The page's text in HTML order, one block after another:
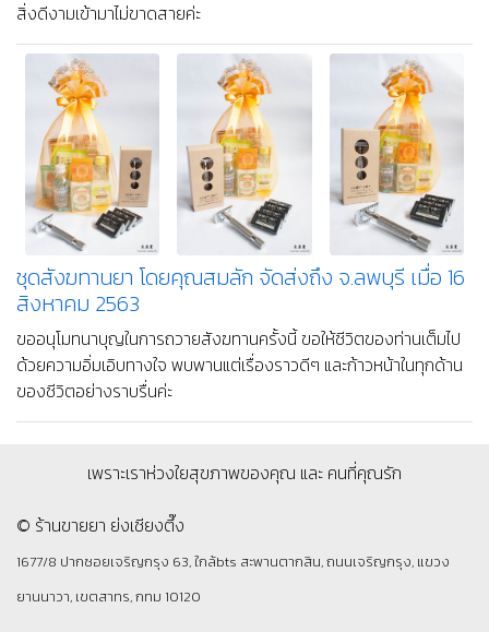
ขออนุโมทนาบุญในการทำสังฆทานครั้งนี้ ขอให้บุญที่เกิดขึ้นนำพาแต่
ความสุข ความร่มเย็น และความสำเร็จมาสู่ชีวิตของท่าน ให้พบเจอแต่
สิ่งดีงามทั้งในปัจจุบันและอนาคตค่...
ชุดสังฆทานยา โดยคุณนาทีน จัดส่งถึง จ.สุพรรณบุรี
เมื่อ 10 สิงหาคม 2563
ขอผลบุญจากการทำสังฆทาน ส่งผลให้ชีวิตท่านเต็มไปด้วยแสงสว่าง
แห่งปัญญา มีจิตใจที่มั่นคงในความดี มีสุขภาพดีทั้งกายและใจ และมีแต่
สิ่งดีงามเข้ามาไม่ขาดสายค่ะ
ชุดสังฆทานยา โดยคุณสมลัก จัดส่งถึง จ.ลพบุรี เมื่อ 16